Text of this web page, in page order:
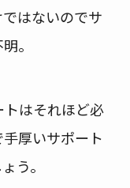
はないのでサ
。
トはそれほど必
厚いサポート
う。